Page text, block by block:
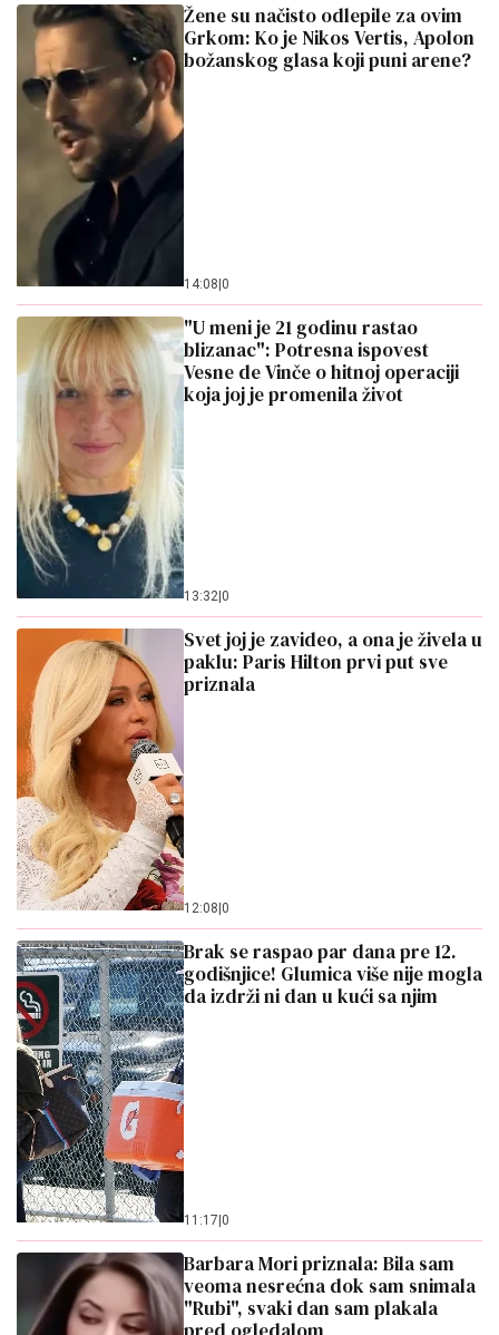
Žene su načisto odlepile za ovim
Grkom: Ko je Nikos Vertis, Apolon
božanskog glasa koji puni arene?
14:08|0
"U meni je 21 godinu rastao
blizanac": Potresna ispovest
Vesne de Vinče o hitnoj operaciji
koja joj je promenila život
13:32|0
Svet joj je zavideo, a ona je živela u
paklu: Paris Hilton prvi put sve
priznala
12:08|0
Brak se raspao par dana pre 12.
godišnjice! Glumica više nije mogla
da izdrži ni dan u kući sa njim
11:17|0
Barbara Mori priznala: Bila sam
veoma nesrećna dok sam snimala
"Rubi", svaki dan sam plakala